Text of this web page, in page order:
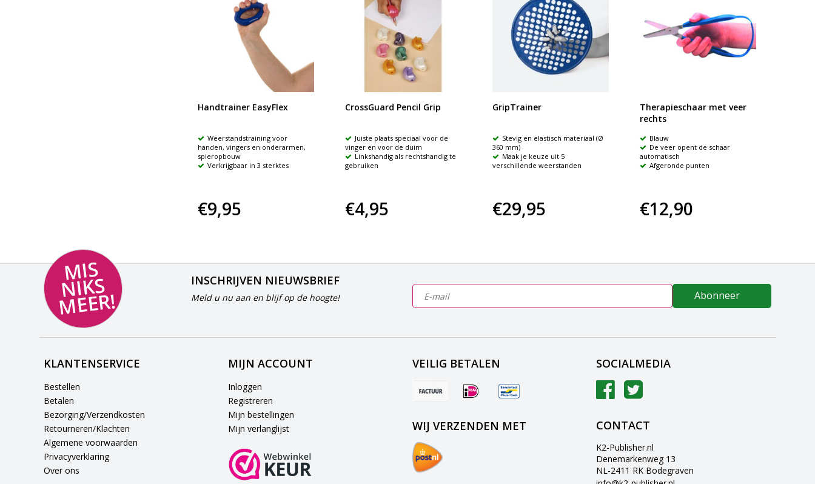
Handtrainer EasyFlex
Weerstandstraining voor
handen, vingers en onderarmen,
spieropbouw
Verkrijgbaar in 3 sterktes
€9,95
CrossGuard Pencil Grip
Juiste plaats speciaal voor de
vinger en voor de duim
Linkshandig als rechtshandig te
gebruiken
€4,95
GripTrainer
Stevig en elastisch materiaal (Ø
360 mm)
Maak je keuze uit 5
verschillende weerstanden
€29,95
Therapieschaar met veer
rechts
Blauw
De veer opent de schaar
automatisch
Afgeronde punten
€12,90
MI
S
NI
K
S
M
E
E
R!
INSCHRIJVEN NIEUWSBRIEF
Meld u nu aan en blijf op de hoogte! Abonneer
KLANTENSERVICE
Bestellen
Betalen
Bezorging/Verzendkosten
Retourneren/Klachten
Algemene voorwaarden
Privacyverklaring
Over ons
MIJN ACCOUNT
Inloggen
Registreren
Mijn bestellingen
Mijn verlanglijst
VEILIG BETALEN
WIJ VERZENDEN MET
SOCIALMEDIA
CONTACT
K2-Publisher.nl
Denemarkenweg 13
NL-2411 RK Bodegraven